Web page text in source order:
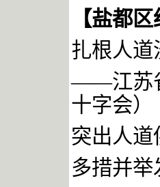
【盐都
扎根人道
——江苏
十字会）
突出人道
多措并举